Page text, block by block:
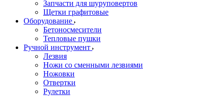
Запчасти для шуруповертов
Щетки графитовые
Оборудование
Бетоносмесители
Тепловые пушки
Ручной инструмент
Лезвия
Ножи со сменными лезвиями
Ножовки
Отвертки
Рулетки